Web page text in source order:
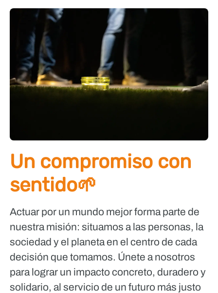
Un compromiso con
sentido🌱
Actuar por un mundo mejor forma parte de
nuestra misión: situamos a las personas, la
sociedad y el planeta en el centro de cada
decisión que tomamos. Únete a nosotros
para lograr un impacto concreto, duradero y
solidario, al servicio de un futuro más justo